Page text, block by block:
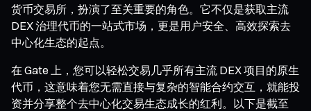
货币交易所，扮演了至关重要的角色。它不仅是获取主流
DEX 治理代币的一站式市场，更是用户安全、高效探索去
中心化生态的起点。
在 Gate 上，您可以轻松交易几乎所有主流 DEX 项目的原生
代币，这意味着您无需直接与复杂的智能合约交互，就能投
资并分享整个去中心化交易生态成长的红利。以下是截至